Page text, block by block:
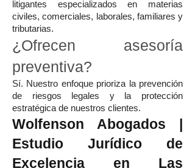
litigantes especializados en materias
civiles, comerciales, laborales, familiares y
tributarias.
¿Ofrecen asesoría
preventiva?
Sí. Nuestro enfoque prioriza la prevención
de riesgos legales y la protección
estratégica de nuestros clientes.
Wolfenson Abogados |
Estudio Jurídico de
Excelencia en Las